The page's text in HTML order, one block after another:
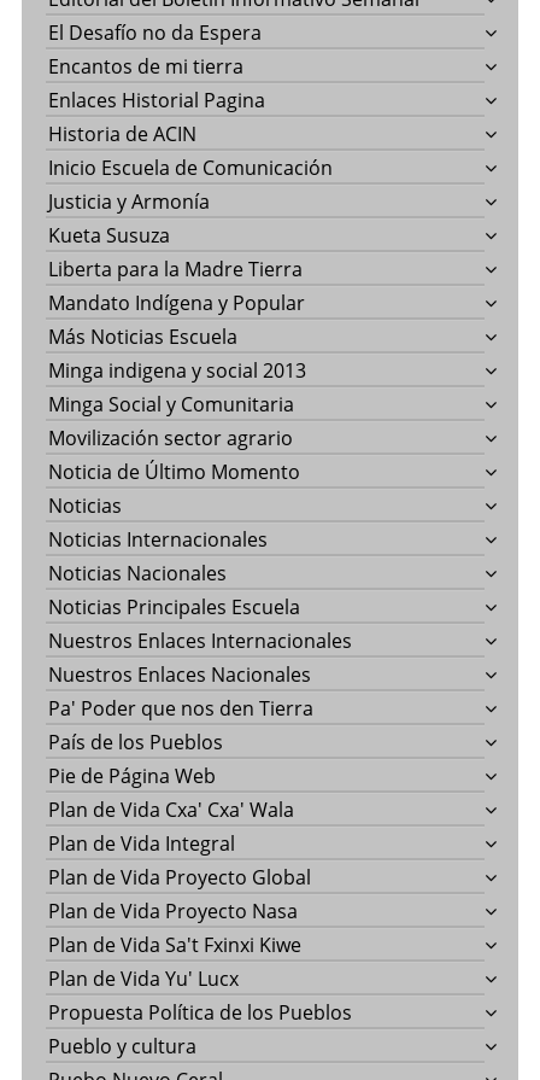
El Desafío no da Espera
Encantos de mi tierra
Enlaces Historial Pagina
Historia de ACIN
Inicio Escuela de Comunicación
Justicia y Armonía
Kueta Susuza
Liberta para la Madre Tierra
Mandato Indígena y Popular
Más Noticias Escuela
Minga indigena y social 2013
Minga Social y Comunitaria
Movilización sector agrario
Noticia de Último Momento
Noticias
Noticias Internacionales
Noticias Nacionales
Noticias Principales Escuela
Nuestros Enlaces Internacionales
Nuestros Enlaces Nacionales
Pa' Poder que nos den Tierra
País de los Pueblos
Pie de Página Web
Plan de Vida Cxa' Cxa' Wala
Plan de Vida Integral
Plan de Vida Proyecto Global
Plan de Vida Proyecto Nasa
Plan de Vida Sa't Fxinxi Kiwe
Plan de Vida Yu' Lucx
Propuesta Política de los Pueblos
Pueblo y cultura